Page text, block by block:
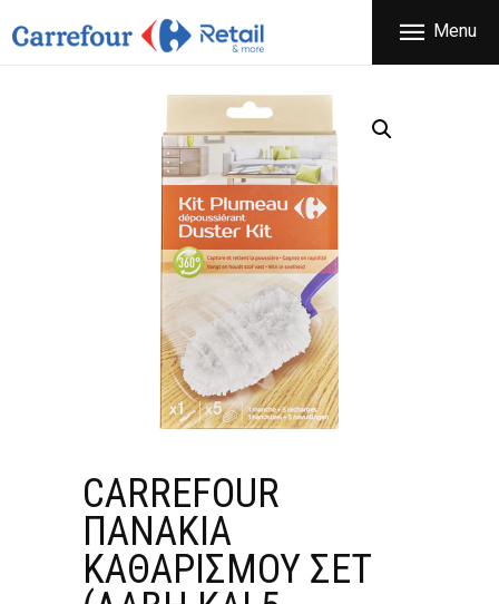
Menu
CARREFOUR
ΕΤΑΙΡΕΙΑ
ΠΡΟΪΟΝΤΑ
ΚΑΤΑΣΤΗΜΑΤΑ
ΠΡΟΣΦΟΡΕΣ
FRANCHISE
ΕΠΙΚΟΙΝΩΝΙΑ
CARREFOUR
ΠΑΝΑΚΙΑ
ΚΑΘΑΡΙΣΜΟΥ ΣET